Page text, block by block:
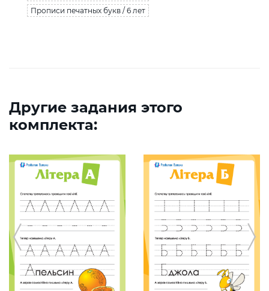
Прописи печатных букв / 6 лет
Другие задания этого
комплекта: